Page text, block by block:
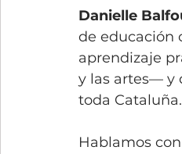
Danielle
de educación
aprendizaje
y las artes— y
toda Cataluña.
Hablamos